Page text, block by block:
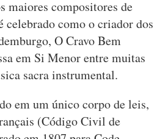
maiores compositores de
celebrado como o criador dos
O Cravo Bem
em Si Menor entre muitas
sacra instrumental.
em um único corpo de leis,
(Código Civil de